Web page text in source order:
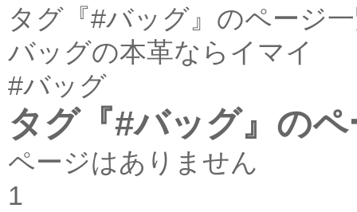
タグ『#バッグ』のページ
バッグの本革ならイマイ
#バッグ
タグ『#バッグ』の
ページはありません
1